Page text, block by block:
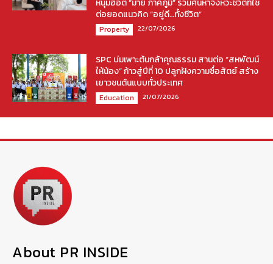
ต่อยอดแนวคิด “อยู่ดี…ทั้งชีวิต”
Property 22/07/2026
SPC บ่มเพาะต้นกล้าคุณธรรม สานต่อ “สหพัฒน์
ให้น้อง” ก้าวสู่ปีที่ 10 ปลูกฝังความซื่อสัตย์ สร้าง
เยาวชนต้นแบบทั่วประเทศ
Education 21/07/2026
About PR INSIDE